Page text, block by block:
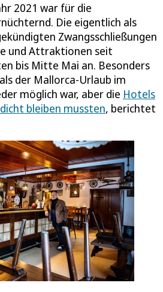
2021 war für die
Die eigentlich als
Zwangsschließungen
und Attraktionen seit
bis Mitte Mai an. Besonders
der Mallorca-Urlaub im
möglich war, aber die Hotels
bleiben mussten, berichtet